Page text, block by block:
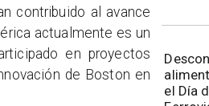
el Día
contribuido al avance
actualmente es un
en proyectos
de Boston en